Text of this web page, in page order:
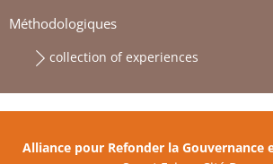
Méthodologiques
collection of experiences
Alliance pour Refonder la Gouvernance